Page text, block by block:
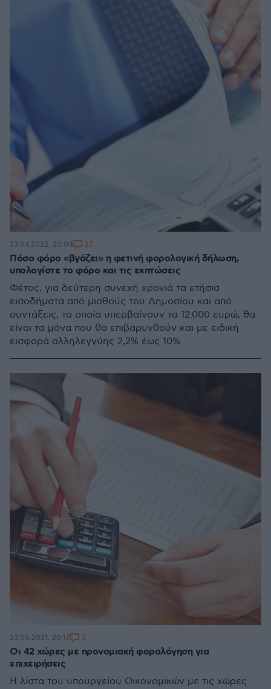
Πόσο φόρο «βγάζει» η φετινή φορολογική δήλωση,
υπολογίστε το φόρο και τις εκπτώσεις
Φέτος, για δεύτερη συνεχή χρονιά τα ετήσια
εισοδήματα από μισθούς του Δημοσίου και από
συντάξεις, τα οποία υπερβαίνουν τα 12.000 ευρώ, θα
είναι τα μόνα που θα επιβαρυνθούν και με ειδική
εισφορά αλληλεγγύης 2,2% έως 10%
23.04.2022, 20:04 27
Οι 42 χώρες με προνομιακή φορολόγηση για
επιχειρήσεις
Η λίστα του υπουργείου Οικονομικών με τις χώρες
23.08.2021, 20:17 2